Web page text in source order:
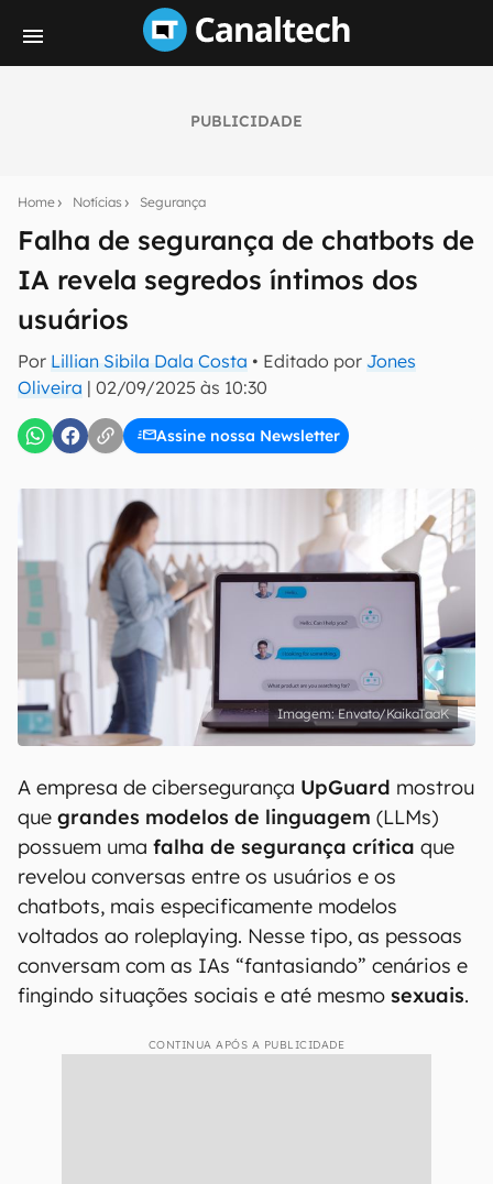
PUBLICIDADE
Home Notícias Segurança
Falha de segurança de chatbots de
IA revela segredos íntimos dos
usuários
Por Lillian Sibila Dala Costa • Editado por Jones
Oliveira | 02/09/2025 às 10:30
Assine nossa Newsletter
notícias e reviews sobre tecnologia em primeira
mão.
E-mail
inscreva-se
Confirmo que li, aceito e concordo com os Termos de
Uso e Política de Privacidade do Canaltech.
Envato/KaikaTaaK
A empresa de cibersegurança UpGuard mostrou
que grandes modelos de linguagem (LLMs)
possuem uma falha de segurança crítica que
revelou conversas entre os usuários e os
chatbots, mais especificamente modelos
voltados ao roleplaying. Nesse tipo, as pessoas
conversam com as IAs “fantasiando” cenários e
fingindo situações sociais e até mesmo sexuais.
CONTINUA APÓS A PUBLICIDADE